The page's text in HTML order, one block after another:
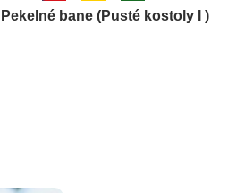
Pekelné bane (Pusté kostoly I )